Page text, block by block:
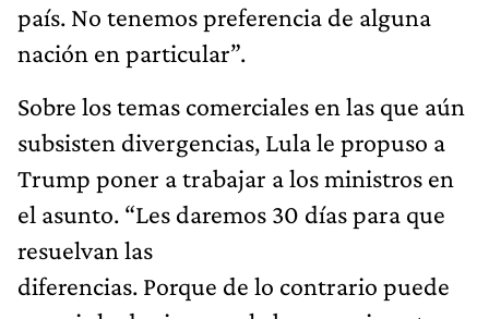
país. No tenemos preferencia de alguna
nación en particular”.
Sobre los temas comerciales en las que aún
subsisten divergencias, Lula le propuso a
Trump poner a trabajar a los ministros en
el asunto. “Les daremos 30 días para que
resuelvan las
diferencias. Porque de lo contrario puede